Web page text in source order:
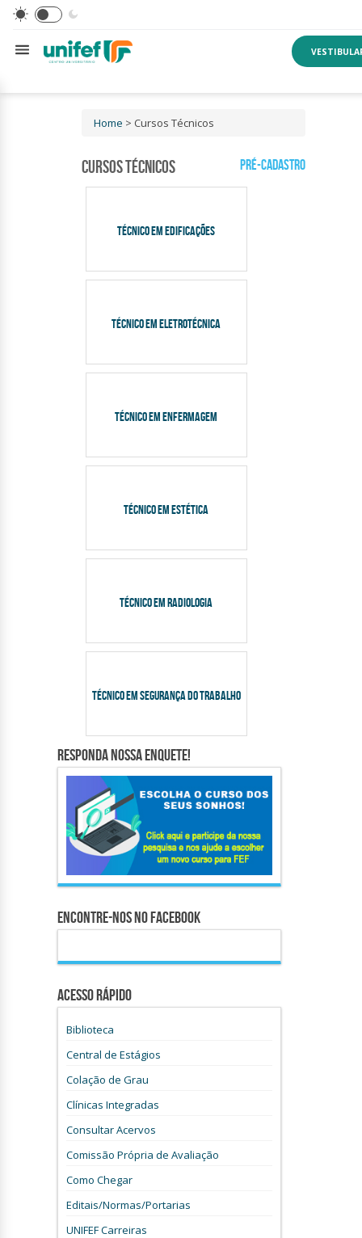
Home > Cursos Técnicos
Cursos Técnicos Pré-Cadastro
TÉCNICO EM EDIFICAÇÕES
TÉCNICO EM ELETROTÉCNICA
TÉCNICO EM ENFERMAGEM
TÉCNICO EM ESTÉTICA
TÉCNICO EM RADIOLOGIA
TÉCNICO EM SEGURANÇA DO TRABALHO
Responda nossa Enquete!
Encontre-nos no Facebook
Acesso Rápido
Biblioteca
Central de Estágios
Colação de Grau
Clínicas Integradas
Consultar Acervos
Comissão Própria de Avaliação
Como Chegar
Editais/Normas/Portarias
UNIFEF Carreiras